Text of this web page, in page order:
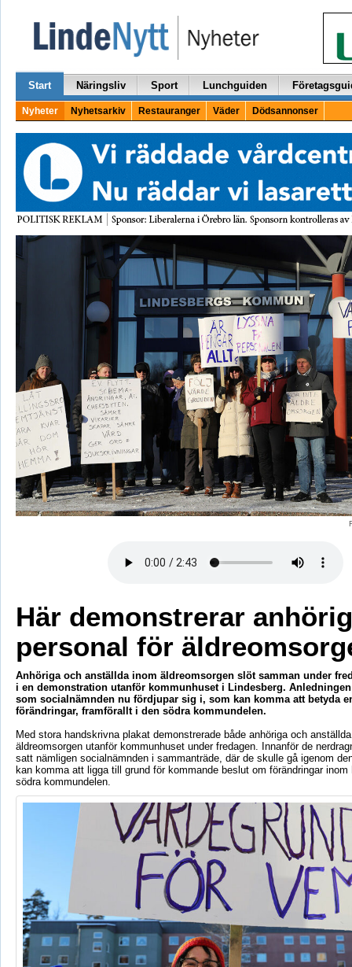
Start Näringsliv Sport Lunchguiden
Nyheter Nyhetsarkiv Restauranger Väder Dödsannonser
Här demonstrerar
personal för
Anhöriga och anställda inom äldreomsorgen slöt samman under
i en demonstration utanför kommunhuset i Lindesberg.
som socialnämnden nu fördjupar sig i, som kan komma att betyda
förändringar, framförallt i den södra kommundelen.
Med stora handskrivna plakat demonstrerade både anhöriga och
äldreomsorgen utanför kommunhuset under fredagen. Innanför de
satt nämligen socialnämnden i sammanträde, där de skulle gå igenom
kan komma att ligga till grund för kommande beslut om förändringar inom
södra kommundelen.